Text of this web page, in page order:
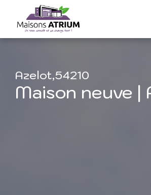
Azelot,54210
Maison neuve |